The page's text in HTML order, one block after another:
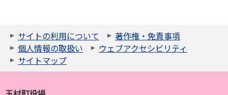
サイトの利用について
著作権・免責事項
個人情報の取扱い
ウェブアクセシビリティ
サイトマップ